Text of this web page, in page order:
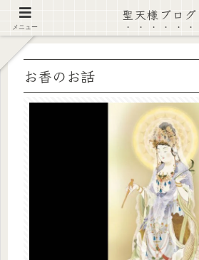
【注意喚起】偽サイト及び偽情報
お香のお話
メニュー
聖天様ブログ